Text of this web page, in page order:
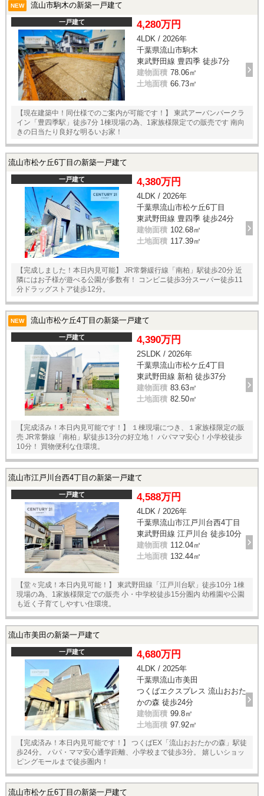
NEW 流山市駒木の新築一戸建て
一戸建て 4,280万円
4LDK / 2026年
千葉県流山市駒木
東武野田線 豊四季 徒歩7分
建物面積 78.06㎡
土地面積 66.73㎡
【現在建築中！同仕様でのご案内が可能です！】 東武アーバンパークラ
イン「豊四季駅」徒歩7分 1棟現場の為、1家族様限定での販売です 南向
きの日当たり良好な明るいお家！
流山市松ケ丘6丁目の新築一戸建て
一戸建て 4,380万円
4LDK / 2026年
千葉県流山市松ケ丘6丁目
東武野田線 豊四季 徒歩24分
建物面積 102.68㎡
土地面積 117.39㎡
【完成しました！本日内見可能】 JR常磐緩行線「南柏」駅徒歩20分 近
隣にはお子様が遊べる公園が多数有！ コンビニ徒歩3分スーパー徒歩11
分ドラッグストア徒歩12分。
NEW 流山市松ケ丘4丁目の新築一戸建て
一戸建て 4,390万円
2SLDK / 2026年
千葉県流山市松ケ丘4丁目
東武野田線 新柏 徒歩37分
建物面積 83.63㎡
土地面積 82.50㎡
【完成済み！本日内見可能です！】 １棟現場につき、１家族様限定の販
売 JR常磐線「南柏」駅徒歩13分の好立地！ パパママ安心！小学校徒歩
10分！ 買物便利な住環境。
流山市江戸川台西4丁目の新築一戸建て
一戸建て 4,588万円
4LDK / 2026年
千葉県流山市江戸川台西4丁目
東武野田線 江戸川台 徒歩10分
建物面積 112.04㎡
土地面積 132.44㎡
【堂々完成！本日内見可能！】 東武野田線「江戸川台駅」徒歩10分 1棟
現場の為、1家族様限定での販売 小・中学校徒歩15分圏内 幼稚園や公園
も近く子育てしやすい住環境。
流山市美田の新築一戸建て
一戸建て 4,680万円
4LDK / 2025年
千葉県流山市美田
つくばエクスプレス 流山おおた
かの森 徒歩24分
建物面積 99.8㎡
土地面積 97.92㎡
【完成済み！本日内見可能です！】 つくばEX「流山おおたかの森」駅徒
歩24分。 パパ・ママ安心通学距離、小学校まで徒歩3分。 嬉しいショッ
ピングモールまで徒歩圏内！
流山市松ケ丘6丁目の新築一戸建て